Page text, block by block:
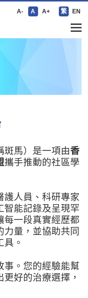
A- A A+ 繁 EN
斑馬）是一項由香
攜手推動的社區學
護人員、科研專家
智能記錄及呈現罕
每一段真實經歷都
力量，並協助共同
具。
事。您的經驗能幫
好的治療選擇，